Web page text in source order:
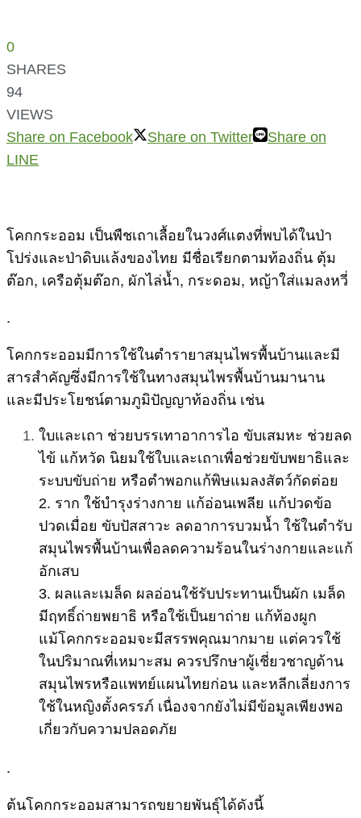
0
SHARES
94
VIEWS
Share on Facebook
Share on Twitter
Share on
LINE
โคกกระออม เป็นพืชเถาเลื้อยในวงศ์แตงที่พบได้ในป่า
โปร่งและป่าดิบแล้งของไทย มีชื่อเรียกตามท้องถิ่น ตุ้ม
ต๊อก, เครือตุ้มต๊อก, ผักไล่น้ำ, กระดอม, หญ้าใส่แมลงหวี่
.
โคกกระออมมีการใช้ในตำรายาสมุนไพรพื้นบ้านและมี
สารสำคัญซึ่งมีการใช้ในทางสมุนไพรพื้นบ้านมานาน
และมีประโยชน์ตามภูมิปัญญาท้องถิ่น เช่น
ใบและเถา ช่วยบรรเทาอาการไอ ขับเสมหะ ช่วยลด
ไข้ แก้หวัด นิยมใช้ใบและเถาเพื่อช่วยขับพยาธิและ
ระบบขับถ่าย หรือตำพอกแก้พิษแมลงสัตว์กัดต่อย
2. ราก ใช้บำรุงร่างกาย แก้อ่อนเพลีย แก้ปวดข้อ
ปวดเมื่อย ขับปัสสาวะ ลดอาการบวมน้ำ ใช้ในตำรับ
สมุนไพรพื้นบ้านเพื่อลดความร้อนในร่างกายและแก้
อักเสบ
3. ผลและเมล็ด ผลอ่อนใช้รับประทานเป็นผัก เมล็ด
มีฤทธิ์ถ่ายพยาธิ หรือใช้เป็นยาถ่าย แก้ท้องผูก
แม้โคกกระออมจะมีสรรพคุณมากมาย แต่ควรใช้
ในปริมาณที่เหมาะสม ควรปรึกษาผู้เชี่ยวชาญด้าน
สมุนไพรหรือแพทย์แผนไทยก่อน และหลีกเลี่ยงการ
ใช้ในหญิงตั้งครรภ์ เนื่องจากยังไม่มีข้อมูลเพียงพอ
เกี่ยวกับความปลอดภัย
.
ต้นโคกกระออมสามารถขยายพันธุ์ได้ดังนี้